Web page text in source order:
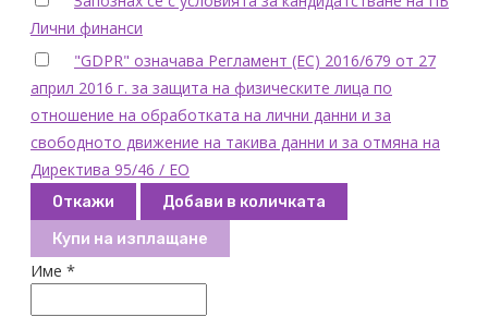
Лични финанси
"GDPR" означава Регламент (ЕС) 2016/679 от 27
април 2016 г. за защита на физическите лица по
отношение на обработката на лични данни и за
свободното движение на такива данни и за отмяна на
Директива 95/46 / ЕО
Откажи
Добави в количката
Купи на изплащане
Име *